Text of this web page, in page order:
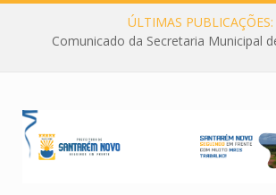
ÚLTIMAS PUBLICAÇÕES:
Comunicado da Secretaria Municipal